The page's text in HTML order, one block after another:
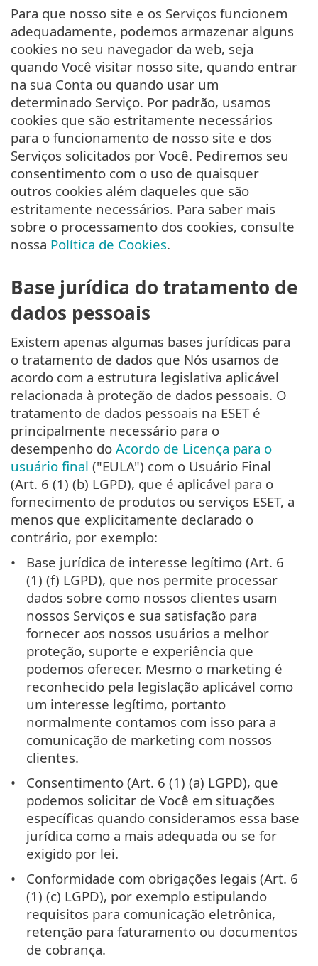
Para que nosso site e os Serviços funcionem
adequadamente, podemos armazenar alguns
cookies no seu navegador da web, seja
quando Você visitar nosso site, quando entrar
na sua Conta ou quando usar um
determinado Serviço. Por padrão, usamos
cookies que são estritamente necessários
para o funcionamento de nosso site e dos
Serviços solicitados por Você. Pediremos seu
consentimento com o uso de quaisquer
outros cookies além daqueles que são
estritamente necessários. Para saber mais
sobre o processamento dos cookies, consulte
nossa Política de Cookies.
Base jurídica do tratamento de
dados pessoais
Existem apenas algumas bases jurídicas para
o tratamento de dados que Nós usamos de
acordo com a estrutura legislativa aplicável
relacionada à proteção de dados pessoais. O
tratamento de dados pessoais na ESET é
principalmente necessário para o
desempenho do Acordo de Licença para o
usuário final ("EULA") com o Usuário Final
(Art. 6 (1) (b) LGPD), que é aplicável para o
fornecimento de produtos ou serviços ESET, a
menos que explicitamente declarado o
contrário, por exemplo:
Base jurídica de interesse legítimo (Art. 6
(1) (f) LGPD), que nos permite processar
dados sobre como nossos clientes usam
nossos Serviços e sua satisfação para
fornecer aos nossos usuários a melhor
proteção, suporte e experiência que
podemos oferecer. Mesmo o marketing é
reconhecido pela legislação aplicável como
um interesse legítimo, portanto
normalmente contamos com isso para a
comunicação de marketing com nossos
clientes.
Consentimento (Art. 6 (1) (a) LGPD), que
podemos solicitar de Você em situações
específicas quando consideramos essa base
jurídica como a mais adequada ou se for
exigido por lei.
Conformidade com obrigações legais (Art. 6
(1) (c) LGPD), por exemplo estipulando
requisitos para comunicação eletrônica,
retenção para faturamento ou documentos
de cobrança.